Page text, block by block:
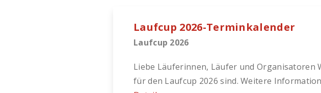
Laufcup 2026-Terminkalender
Laufcup 2026
Liebe Läuferinnen, Läufer und Organisatoren
für den Laufcup 2026 sind. Weitere